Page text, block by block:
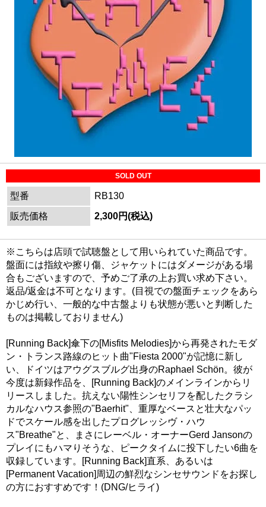
SOLD OUT
型番
RB130
販売価格
2,300円(税込)
※こちらは店頭で試聴盤として用いられていた商品です。
盤面には指紋や擦り傷、ジャケットにはダメージがある場
合もございますので、予めご了承の上お買い求め下さい。
返品/返金は不可となります。(目視での盤面チェックをあら
かじめ行い、一般的な中古盤よりも状態が悪いと判断した
ものは掲載しておりません)
[Running Back]傘下の[Misfits Melodies]から再発されたモダ
ン・トランス路線のヒット曲"Fiesta 2000"が記憶に新し
い、ドイツはアウグスブルグ出身のRaphael Schön。彼が
今度は新録作品を、[Running Back]のメインラインからリ
リースしました。抗えない陽性シンセリフを配したクラシ
カルなハウス参照の"Baerhit"、重厚なベースと壮大なパッ
ドでスケール感を出したプログレッシヴ・ハウ
ス"Breathe"と、まさにレーベル・オーナーGerd Jansonの
プレイにもハマりそうな、ピークタイムに投下したい6曲を
収録しています。[Running Back]直系、あるいは
[Permanent Vacation]周辺の鮮烈なシンセサウンドをお探し
の方におすすめです！(DNG/ヒライ)